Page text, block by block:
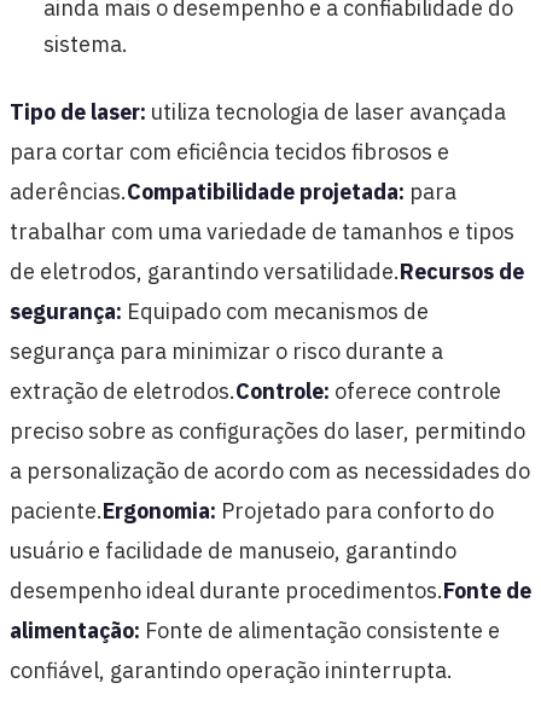
ainda mais o desempenho e a confiabilidade do
sistema.
Tipo de laser: utiliza tecnologia de laser avançada
para cortar com eficiência tecidos fibrosos e
aderências.Compatibilidade projetada: para
trabalhar com uma variedade de tamanhos e tipos
de eletrodos, garantindo versatilidade.Recursos de
segurança: Equipado com mecanismos de
segurança para minimizar o risco durante a
extração de eletrodos.Controle: oferece controle
preciso sobre as configurações do laser, permitindo
a personalização de acordo com as necessidades do
paciente.Ergonomia: Projetado para conforto do
usuário e facilidade de manuseio, garantindo
desempenho ideal durante procedimentos.Fonte de
alimentação: Fonte de alimentação consistente e
confiável, garantindo operação ininterrupta.